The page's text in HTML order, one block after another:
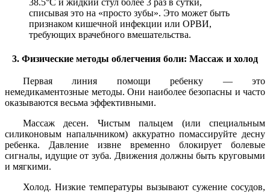
38.5°C и жидкий стул более 3 раз в сутки,
списывая это на «просто зубы». Это может быть
признаком кишечной инфекции или ОРВИ,
требующих врачебного вмешательства.
3. Физические методы облегчения боли: Массаж и холод
Первая линия помощи ребенку — это
немедикаментозные методы. Они наиболее безопасны и часто
оказываются весьма эффективными.
Массаж десен. Чистым пальцем (или специальным
силиконовым напальчником) аккуратно помассируйте десну
ребенка. Давление извне временно блокирует болевые
сигналы, идущие от зуба. Движения должны быть круговыми
и мягкими.
Холод. Низкие температуры вызывают сужение сосудов,